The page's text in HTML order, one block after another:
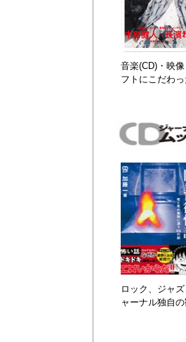
音楽(CD)・映
フトにこだわ
ロック、ジャ
ャーナル独自